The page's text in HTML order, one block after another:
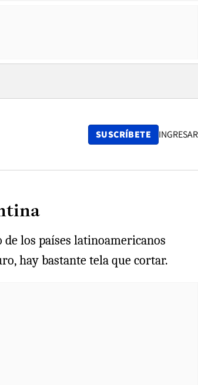
SUSCRÍBETE INGRESAR
los países latinoamericanos
hay bastante tela que cortar.